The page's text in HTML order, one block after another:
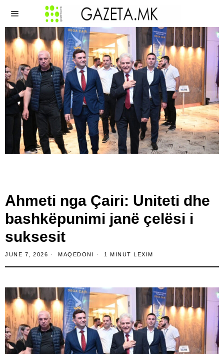
Ahmeti nga Çairi: Uniteti dhe
bashkëpunimi janë çelësi i
suksesit
JUNE 7, 2026 MAQEDONI 1 MINUT LEXIM